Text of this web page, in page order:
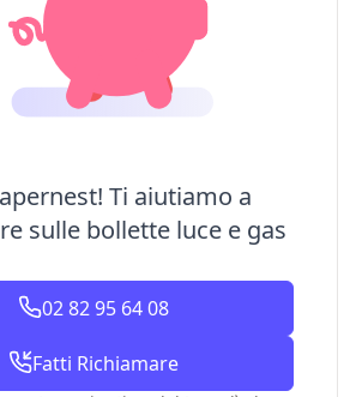
Ti aiutiamo a
sulle bollette luce e gas
02 82 95 64 08
Fatti Richiamare